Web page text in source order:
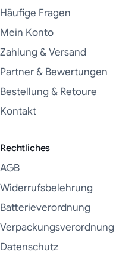
Häufige Fragen
Mein Konto
Zahlung & Versand
Partner & Bewertungen
Bestellung & Retoure
Kontakt
Rechtliches
AGB
Widerrufsbelehrung
Batterieverordnung
Verpackungsverordnung
Datenschutz